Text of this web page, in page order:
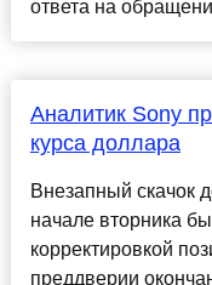
ответа на
Аналитик Sony
курса доллара
Внезапный скачок
начале вторника
корректировкой
преддверии